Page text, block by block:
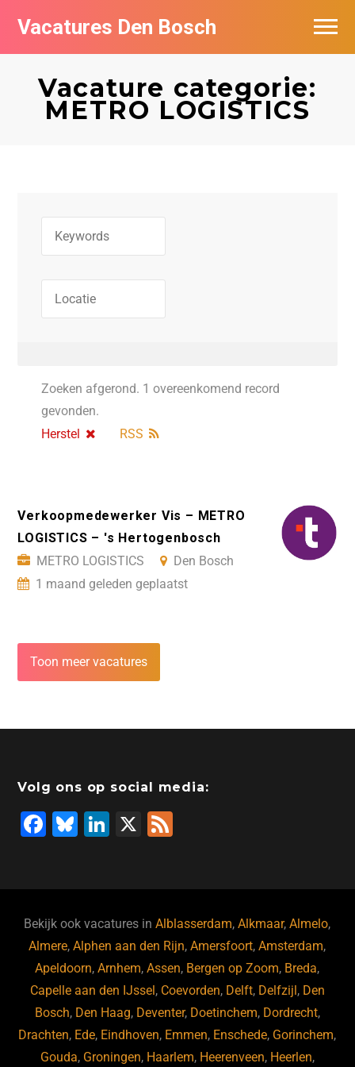
Vacatures Den Bosch
Vacature categorie:
METRO LOGISTICS
Zoeken afgerond. 1 overeenkomend record
gevonden.
Herstel
RSS
Verkoopmedewerker Vis – METRO
LOGISTICS – 's Hertogenbosch
METRO LOGISTICS
Den Bosch
1 maand geleden geplaatst
Toon meer vacatures
Volg ons op social media:
F
b
o
o
k
Bl
ky
Li
dI
n
X
Bekijk ook vacatures inAlblasserdam,Alkmaar,Almelo,
Almere,Alphen aan den Rijn,Amersfoort,Amsterdam,
Apeldoorn,Arnhem,Assen, Bergen op Zoom, Breda,
Capelle aan den IJssel , Coevorden, Delft, Delfzijl , Den
Bosch, Den Haag, Deventer, Doetinchem, Dordrecht,
Drachten, Ede, Eindhoven, Emmen, Enschede, Gorinchem,
Gouda, Groningen, Haarlem, Heerenveen, Heerlen,
Vacatures per bedrijf in Den Bosch
De populairste vacatures in Den Bosch